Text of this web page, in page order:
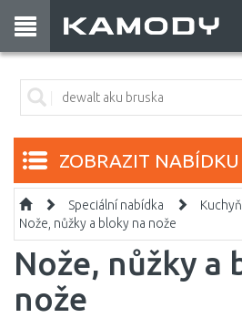
ZOBRAZIT NABÍDKU
Speciální nabídka
Nože, nůžky a bloky na nože
Nože, nůžky a
nože